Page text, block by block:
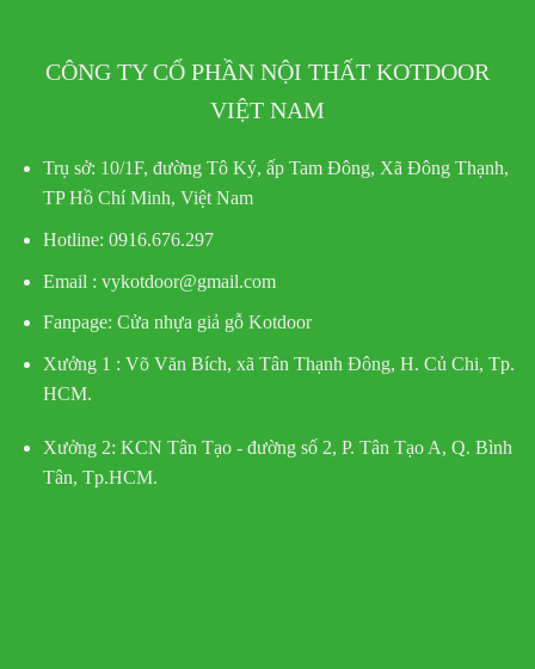
CÔNG TY CỔ PHẦN NỘI THẤT KOTDOOR
VIỆT NAM
Trụ sở: 10/1F, đường Tô Ký, ấp Tam Đông, Xã Đông Thạnh,
TP Hồ Chí Minh, Việt Nam
Hotline: 0916.676.297
Email : vykotdoor@gmail.com
Fanpage: Cửa nhựa giả gỗ Kotdoor
Xưởng 1 : Võ Văn Bích, xã Tân Thạnh Đông, H. Củ Chi, Tp.
HCM.
Xưởng 2: KCN Tân Tạo - đường số 2, P. Tân Tạo A, Q. Bình
Tân, Tp.HCM.